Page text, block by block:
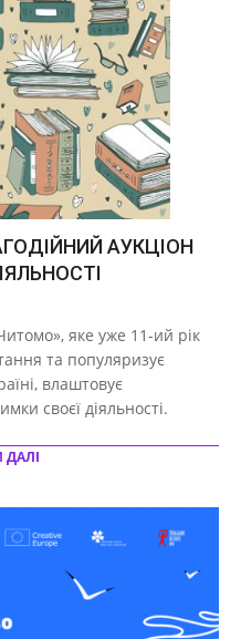
АУКЦІОН
яке уже 11-ий рік
та популяризує
влаштовує
своєї діяльності.
ДАЛІ